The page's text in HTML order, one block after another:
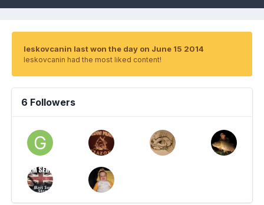
leskovcanin last won the day on June 15 2014
leskovcanin had the most liked content!
6 Followers